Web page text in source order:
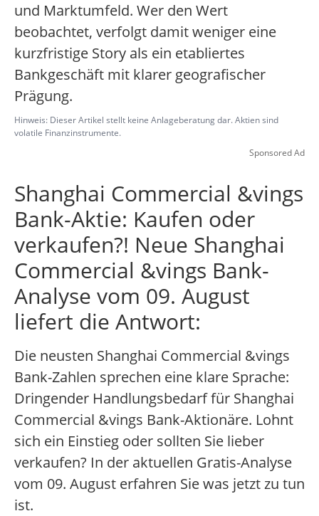
und Marktumfeld. Wer den Wert
beobachtet, verfolgt damit weniger eine
kurzfristige Story als ein etabliertes
Bankgeschäft mit klarer geografischer
Prägung.
Hinweis: Dieser Artikel stellt keine Anlageberatung dar. Aktien sind
volatile Finanzinstrumente.
Sponsored Ad
Shanghai Commercial &vings
Bank-Aktie: Kaufen oder
verkaufen?! Neue Shanghai
Commercial &vings Bank-
Analyse vom 09. August
liefert die Antwort:
Die neusten Shanghai Commercial &vings
Bank-Zahlen sprechen eine klare Sprache:
Dringender Handlungsbedarf für Shanghai
Commercial &vings Bank-Aktionäre. Lohnt
sich ein Einstieg oder sollten Sie lieber
verkaufen? In der aktuellen Gratis-Analyse
vom 09. August erfahren Sie was jetzt zu tun
ist.